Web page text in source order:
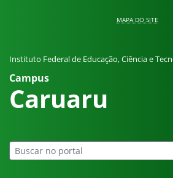
MAPA DO SITE
Instituto Federal de Educação, Ciência e
Campus
Caruaru